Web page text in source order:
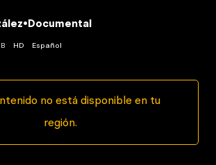
• Documental
B HD Español
no está disponible en tu
región.